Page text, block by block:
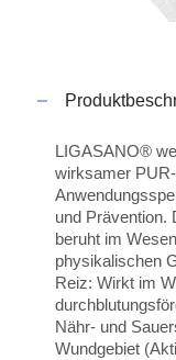
LIGASANO®
wirksamer
und Prävention.
beruht im
physikalischen
Reiz: Wirkt im
Nähr- und
Wundgebiet